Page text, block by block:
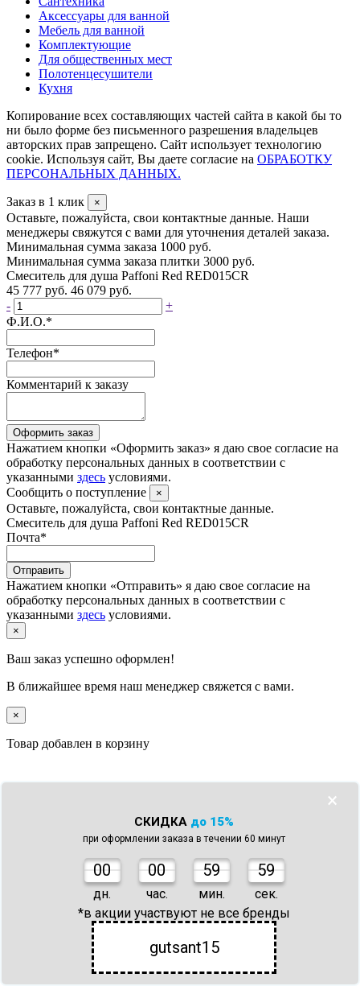
СКИДКА до 15%
при оформлении заказа в течении 60 минут
00
дн.
00
час.
59
мин.
59
сек.
*в акции участвуют не все бренды
gutsant15
×
Аксессуары для ванной
Мебель для ванной
Комплектующие
Для общественных мест
Полотенцесушители
Кухня
Копирование всех составляющих частей сайта в какой бы то
ни было форме без письменного разрешения владельцев
авторских прав запрещено. Сайт использует технологию
cookie. Используя сайт, Вы даете согласие на ОБРАБОТКУ
ПЕРСОНАЛЬНЫХ ДАННЫХ.
Заказ в 1 клик ×
Оставьте, пожалуйста, свои контактные данные. Наши
менеджеры свяжутся с вами для уточнения деталей заказа.
Минимальная сумма заказа 1000 руб.
Минимальная сумма заказа плитки 3000 руб.
Смеситель для душа Paffoni Red RED015CR
45 777 руб. 46 079 руб.
-
+
Ф.И.О.*
Телефон*
Комментарий к заказу
Оформить заказ
Нажатием кнопки «Оформить заказ» я даю свое согласие на
обработку персональных данных в соответствии с
указанными здесь условиями.
Сообщить о поступление
×
Оставьте, пожалуйста, свои контактные данные.
Смеситель для душа Paffoni Red RED015CR
Почта*
Отправить
Нажатием кнопки «Отправить» я даю свое согласие на
обработку персональных данных в соответствии с
указанными здесь условиями.
×
Ваш заказ успешно оформлен!
В ближайшее время наш менеджер свяжется с вами.
×
Товар добавлен в корзину
Прогулочная коляска Jetem Lugano (белый/коричневый) x1
Продолжить покупки
добавлен в избранное
В разделе избранноетовара(ов)
Перейти в избранное